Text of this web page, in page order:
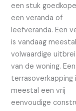
een stuk
een veranda of
leefveranda. Een
is vandaag
volwaardige
van de woning. Een
terrasoverkapping
meestal een vrij
eenvoudige